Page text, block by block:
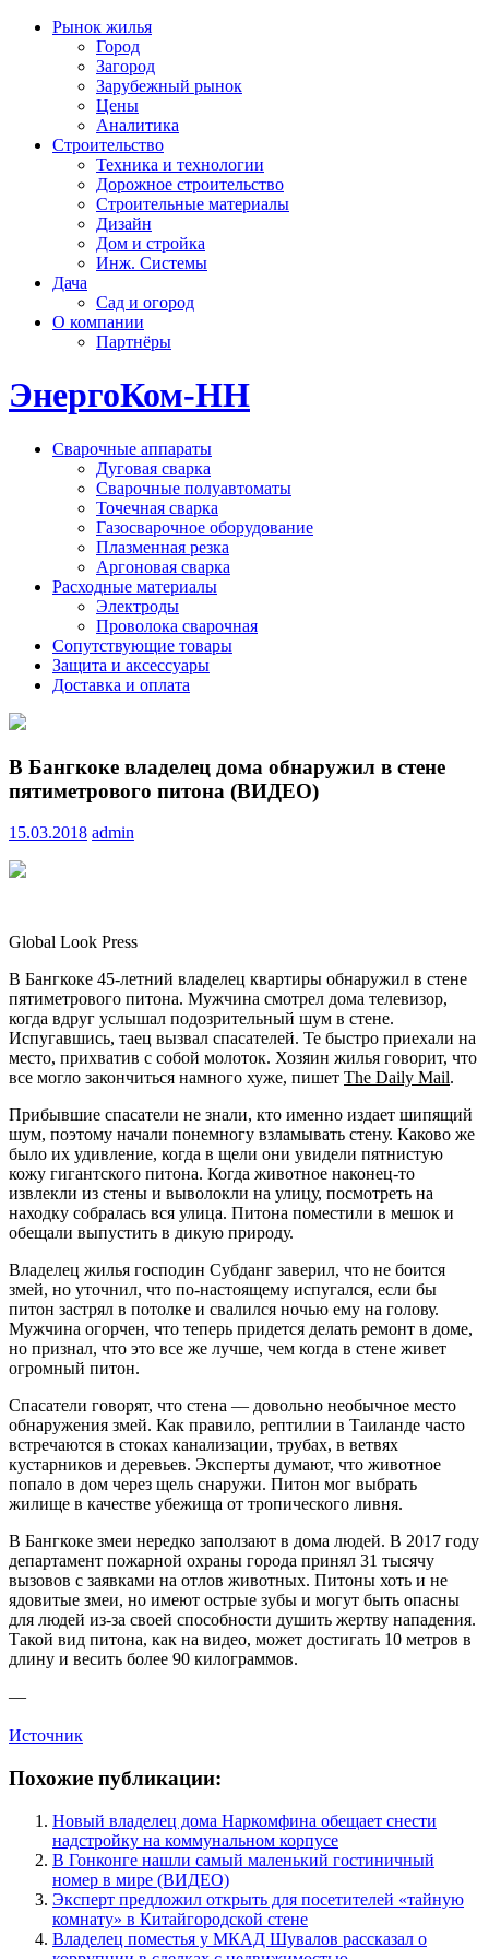
Рынок жилья
Город
Загород
Зарубежный рынок
Цены
Аналитика
Строительство
Техника и технологии
Дорожное строительство
Строительные материалы
Дизайн
Дом и стройка
Инж. Системы
Дача
Сад и огород
О компании
Партнёры
ЭнергоКом-НН
Сварочные аппараты
Дуговая сварка
Сварочные полуавтоматы
Точечная сварка
Газосварочное оборудование
Плазменная резка
Аргоновая сварка
Расходные материалы
Электроды
Проволока сварочная
Сопутствующие товары
Защита и аксессуары
Доставка и оплата
В Бангкоке владелец дома обнаружил в стене
пятиметрового питона (ВИДЕО)
15.03.2018 admin
Global Look Press
В Бангкоке 45-летний владелец квартиры обнаружил в стене
пятиметрового питона. Мужчина смотрел дома телевизор,
когда вдруг услышал подозрительный шум в стене.
Испугавшись, таец вызвал спасателей. Те быстро приехали на
место, прихватив с собой молоток. Хозяин жилья говорит, что
все могло закончиться намного хуже, пишет The Daily Mail.
Прибывшие спасатели не знали, кто именно издает шипящий
шум, поэтому начали понемногу взламывать стену. Каково же
было их удивление, когда в щели они увидели пятнистую
кожу гигантского питона. Когда животное наконец-то
извлекли из стены и выволокли на улицу, посмотреть на
находку собралась вся улица. Питона поместили в мешок и
обещали выпустить в дикую природу.
Владелец жилья господин Субданг заверил, что не боится
змей, но уточнил, что по-настоящему испугался, если бы
питон застрял в потолке и свалился ночью ему на голову.
Мужчина огорчен, что теперь придется делать ремонт в доме,
но признал, что это все же лучше, чем когда в стене живет
огромный питон.
Спасатели говорят, что стена — довольно необычное место
обнаружения змей. Как правило, рептилии в Таиланде часто
встречаются в стоках канализации, трубах, в ветвях
кустарников и деревьев. Эксперты думают, что животное
попало в дом через щель снаружи. Питон мог выбрать
жилище в качестве убежища от тропического ливня.
В Бангкоке змеи нередко заползают в дома людей. В 2017 году
департамент пожарной охраны города принял 31 тысячу
вызовов с заявками на отлов животных. Питоны хоть и не
ядовитые змеи, но имеют острые зубы и могут быть опасны
для людей из-за своей способности душить жертву нападения.
Такой вид питона, как на видео, может достигать 10 метров в
длину и весить более 90 килограммов.
—
Источник
Похожие публикации:
Новый владелец дома Наркомфина обещает снести
надстройку на коммунальном корпусе
В Гонконге нашли самый маленький гостиничный
номер в мире (ВИДЕО)
Эксперт предложил открыть для посетителей «тайную
комнату» в Китайгородской стене
Владелец поместья у МКАД Шувалов рассказал о